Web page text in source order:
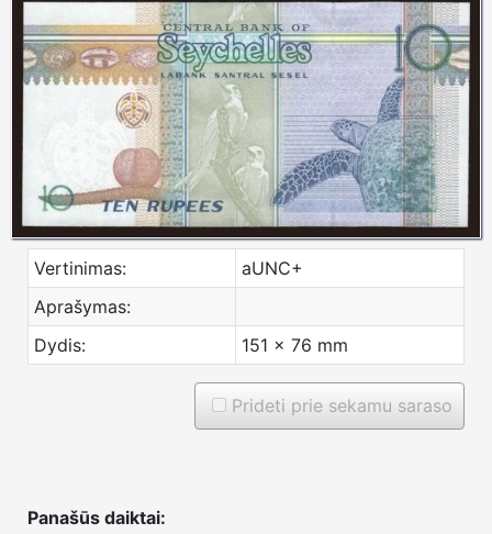
Vertinimas:
aUNC+
Aprašymas:
Dydis:
151 x 76 mm
Prideti prie sekamu saraso
Panašūs daiktai: